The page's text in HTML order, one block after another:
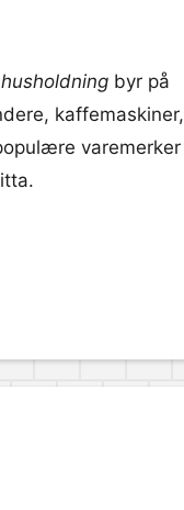
byr på
kaffemaskiner,
varemerker